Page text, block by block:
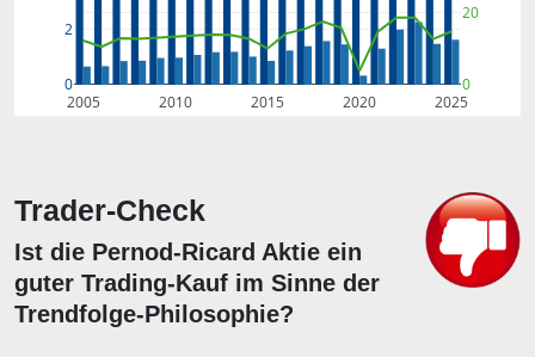
2005 2010 2015 2020 2025
0
2
0
20
Trader-Check
Ist die Pernod-Ricard Aktie ein
guter Trading-Kauf im Sinne der
Trendfolge-Philosophie?